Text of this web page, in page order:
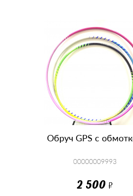
Обруч GPS с
00000009993
2 500Р